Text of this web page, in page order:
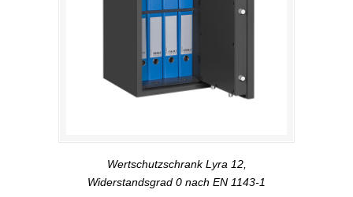
Wertschutzschrank Lyra 12,
Widerstandsgrad 0 nach EN 1143-1